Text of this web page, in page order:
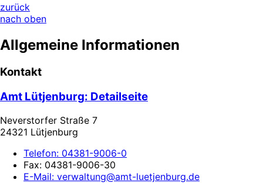
zurück
nach oben
Allgemeine Informationen
Kontakt
Amt Lütjenburg: Detailseite
Neverstorfer Straße 7
24321 Lütjenburg
Telefon: 04381-9006-0
Fax: 04381-9006-30
E-Mail: verwaltung@amt-luetjenburg.de